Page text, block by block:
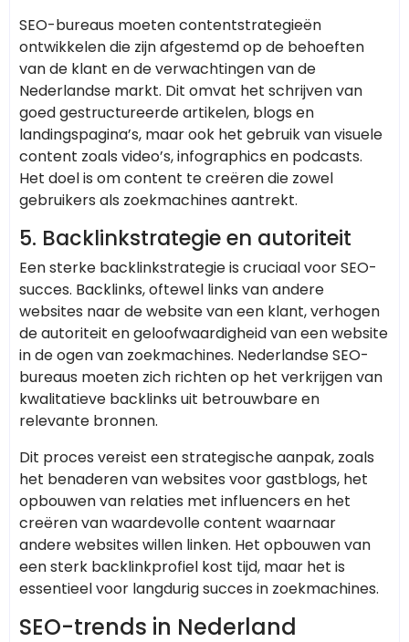
SEO-bureaus moeten contentstrategieën
ontwikkelen die zijn afgestemd op de behoeften
van de klant en de verwachtingen van de
Nederlandse markt. Dit omvat het schrijven van
goed gestructureerde artikelen, blogs en
landingspagina’s, maar ook het gebruik van visuele
content zoals video’s, infographics en podcasts.
Het doel is om content te creëren die zowel
gebruikers als zoekmachines aantrekt.
5. Backlinkstrategie en autoriteit
Een sterke backlinkstrategie is cruciaal voor SEO-
succes. Backlinks, oftewel links van andere
websites naar de website van een klant, verhogen
de autoriteit en geloofwaardigheid van een website
in de ogen van zoekmachines. Nederlandse SEO-
bureaus moeten zich richten op het verkrijgen van
kwalitatieve backlinks uit betrouwbare en
relevante bronnen.
Dit proces vereist een strategische aanpak, zoals
het benaderen van websites voor gastblogs, het
opbouwen van relaties met influencers en het
creëren van waardevolle content waarnaar
andere websites willen linken. Het opbouwen van
een sterk backlinkprofiel kost tijd, maar het is
essentieel voor langdurig succes in zoekmachines.
SEO-trends in Nederland